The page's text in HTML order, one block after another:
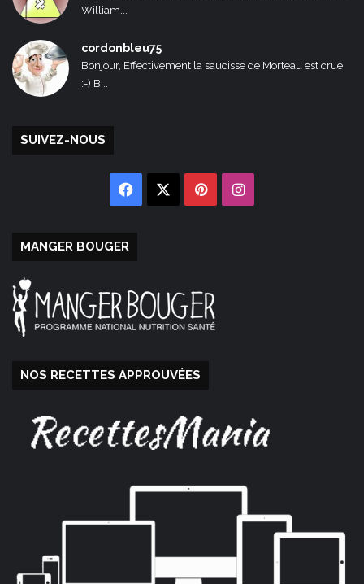
William...
cordonbleu75
Bonjour, Effectivement la saucisse de Morteau est crue
:-) B...
SUIVEZ-NOUS
Facebook PinterestInstagram
MANGER BOUGER
NOS RECETTES APPROUVÉES